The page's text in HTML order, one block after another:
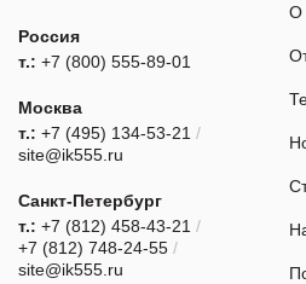
Россия
т.: +7 (800) 555-89-01
Москва
т.: +7 (495) 134-53-21 /
site@ik555.ru
Санкт-Петербург
т.: +7 (812) 458-43-21 /
+7 (812) 748-24-55 /
site@ik555.ru
О